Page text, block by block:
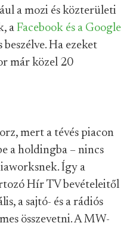
a mozi és közterületi
aFacebook és a Google
beszélve. Ha ezeket
már közel 20
mert a tévés piacon
a holdingba – nincs
Így a
Hír TV bevételeitől
a sajtó- és a rádiós
összevetni. A MW-